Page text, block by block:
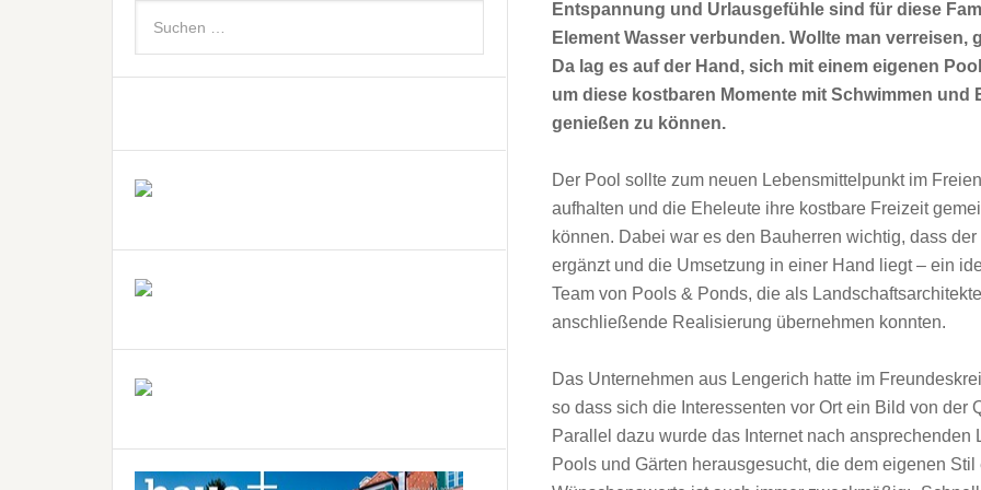
Entspannung und Urlausgefühle sind für diese
Element Wasser verbunden. Wollte man verreisen,
Da lag es auf der Hand, sich mit einem eigenen
um diese kostbaren Momente mit Schwimmen
genießen zu können.
Der Pool sollte zum neuen Lebensmittelpunkt im
aufhalten und die Eheleute ihre kostbare Freizeit
können. Dabei war es den Bauherren wichtig, dass
ergänzt und die Umsetzung in einer Hand liegt – ein
Team von Pools & Ponds, die als
anschließende Realisierung übernehmen konnten.
Das Unternehmen aus Lengerich hatte im
so dass sich die Interessenten vor Ort ein Bild von der
Parallel dazu wurde das Internet nach
Pools und Gärten herausgesucht, die dem eigenen